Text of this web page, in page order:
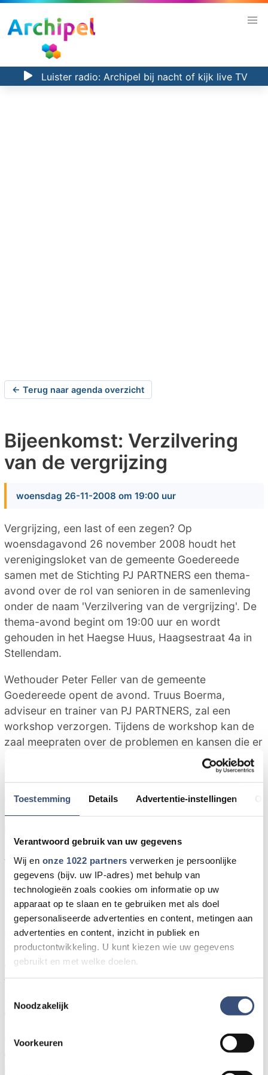
Toestemming Details Advertentie-instellingen
Verantwoord gebruik van uw gegevens
Wij en onze 1022 partners verwerken je persoonlijke
gegevens (bijv. uw IP-adres) met behulp van
technologieën zoals cookies om informatie op uw
apparaat op te slaan en te gebruiken met als doel
gepersonaliseerde advertenties en content, metingen aan
advertenties en content, inzicht in publiek en
productontwikkeling. U kunt kiezen wie uw gegevens
gebruikt en met welke doelen.
Informatie verzamelen over uw geografische locatie,
Uw apparaat identificeren door het actief te scannen
op specifieke eigenschappen (fingerprinting)
Noodzakelijk
Voorkeuren
Luister radio: Archipel bij nacht of kijk live TV
← Terug naar agenda overzicht
Bijeenkomst: Verzilvering
van de vergrijzing
woensdag 26-11-2008 om 19:00 uur
Vergrijzing, een last of een zegen? Op
woensdagavond 26 november 2008 houdt het
verenigingsloket van de gemeente Goedereede
samen met de Stichting PJ PARTNERS een thema-
avond over de rol van senioren in de samenleving
onder de naam 'Verzilvering van de vergrijzing'. De
thema-avond begint om 19:00 uur en wordt
gehouden in het Haegse Huus, Haagsestraat 4a in
Stellendam.
Wethouder Peter Feller van de gemeente
Goedereede opent de avond. Truus Boerma,
adviseur en trainer van PJ PARTNERS, zal een
workshop verzorgen. Tijdens de workshop kan de
zaal meepraten over de problemen en kansen die er
zijn dankzij de groeiende groep senioren in de
De avond is bedoeld voor:
- Vrijwilligersorganisaties, bestuursleden en actief
- Instellingen en organisaties die met vrijwilligers
werken
- Beleidsmedewerkers, raadsleden en bestuurders
bij gemeenten
- Belangstellenden
De aandacht voor de rol van senioren in de
samenleving groeit nog steeds. De gemeente
Goedereede hoort enerzijds de negatieve kant:
vergrijzing is een probleem en een bedreiging. Maar
zij hoort ook de positieve kant: senioren leveren
een actieve bijdrage aan de samenleving.
De samenleving zal steeds meer een beroep doen
op vrijwillige inzet, juist ook van senioren. Gelukkig
is er een groot potentieel bij de senioren die dit ook